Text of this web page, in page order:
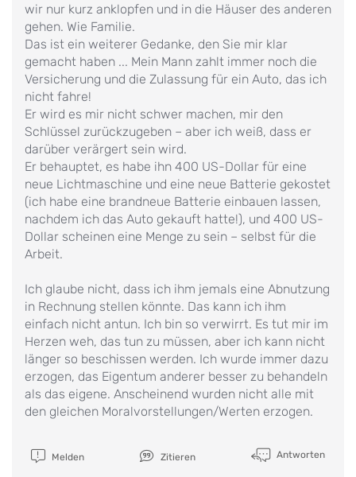
wir nur kurz anklopfen und in die Häuser des anderen
gehen. Wie Familie.
Das ist ein weiterer Gedanke, den Sie mir klar
gemacht haben ... Mein Mann zahlt immer noch die
Versicherung und die Zulassung für ein Auto, das ich
nicht fahre!
Er wird es mir nicht schwer machen, mir den
Schlüssel zurückzugeben – aber ich weiß, dass er
darüber verärgert sein wird.
Er behauptet, es habe ihn 400 US-Dollar für eine
neue Lichtmaschine und eine neue Batterie gekostet
(ich habe eine brandneue Batterie einbauen lassen,
nachdem ich das Auto gekauft hatte!), und 400 US-
Dollar scheinen eine Menge zu sein – selbst für die
Arbeit.
Ich glaube nicht, dass ich ihm jemals eine Abnutzung
in Rechnung stellen könnte. Das kann ich ihm
einfach nicht antun. Ich bin so verwirrt. Es tut mir im
Herzen weh, das tun zu müssen, aber ich kann nicht
länger so beschissen werden. Ich wurde immer dazu
erzogen, das Eigentum anderer besser zu behandeln
als das eigene. Anscheinend wurden nicht alle mit
den gleichen Moralvorstellungen/Werten erzogen.
Melden Zitieren Antworten